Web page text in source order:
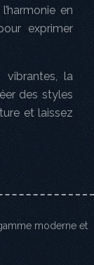
en
exprimer
vibrantes, la
des styles
et laissez
moderne et